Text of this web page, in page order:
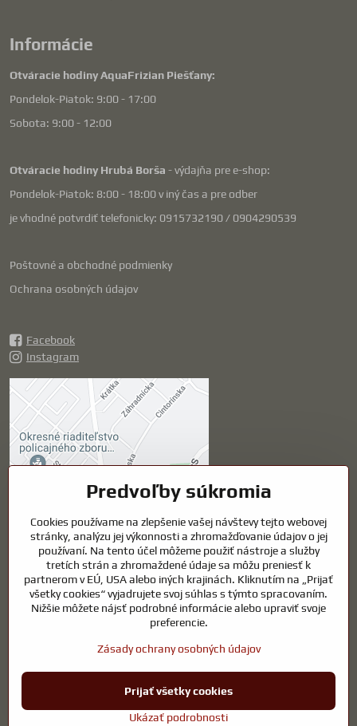
Informácie
Otváracie hodiny AquaFrizian Piešťany:
Pondelok-Piatok: 9:00 - 17:00
Sobota: 9:00 - 12:00
Otváracie hodiny Hrubá Borša - výdajňa pre e-shop:
Pondelok-Piatok: 8:00 - 18:00 v iný čas a pre odber
je vhodné potvrdiť telefonicky: 0915732190 / 0904290539
Poštovné a obchodné podmienky
Ochrana osobných údajov
Facebook
Instagram
Externý obsah je
blokovaný Voľbami
súkromia
Prajete si načítať externý obsah?
Povoliť tentokrát
Povoliť a zapamätať -
súhlas s druhom cookie:
Funkčné
Otvoriť obsah v novom okne
©2026Copyright
Predvoľby súkromiaZásady ochrany osobných údajov
Predvoľby súkromia
Cookies používame na zlepšenie vašej návštevy tejto webovej
stránky, analýzu jej výkonnosti a zhromažďovanie údajov o jej
používaní. Na tento účel môžeme použiť nástroje a služby
tretích strán a zhromaždené údaje sa môžu preniesť k
partnerom v EÚ, USA alebo iných krajinách. Kliknutím na „Prijať
všetky cookies“ vyjadrujete svoj súhlas s týmto spracovaním.
Nižšie môžete nájsť podrobné informácie alebo upraviť svoje
preferencie.
Zásady ochrany osobných údajov
Ukázať podrobnosti
Prijať všetky cookies